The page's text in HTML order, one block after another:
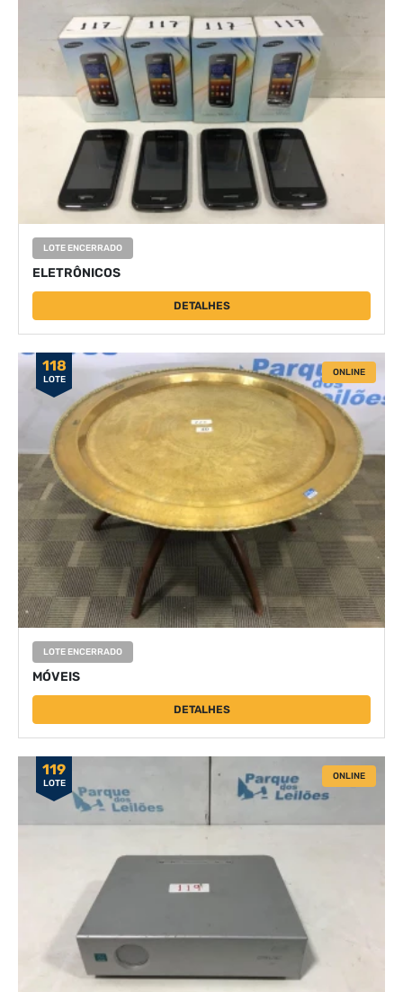
LOTE ENCERRADO
ELETRÔNICOS
DETALHES
118
LOTE
ONLINE
LOTE ENCERRADO
MÓVEIS
DETALHES
119
LOTE
ONLINE